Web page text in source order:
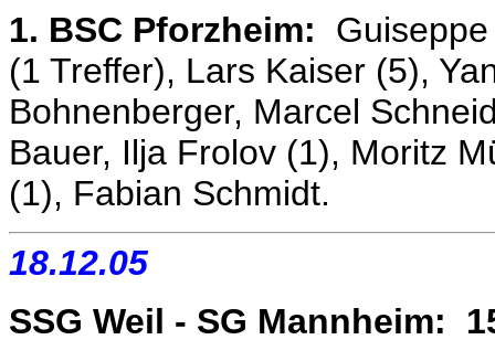
1. BSC Pforzheim:
(1 Treffer), Lars Kaiser (5),
Bohnenberger, Marcel
Bauer, Ilja Frolov (1), Moritz
(1), Fabian Schmidt.
18.12.05
SSG Weil - SG Mannheim: